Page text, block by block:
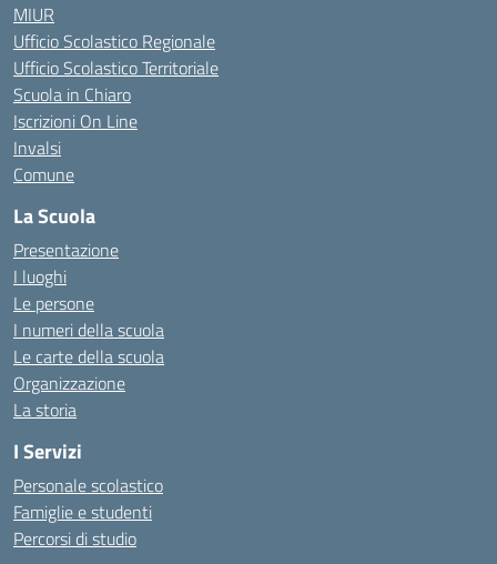
MIUR
Ufficio Scolastico Regionale
Ufficio Scolastico Territoriale
Scuola in Chiaro
Iscrizioni On Line
Invalsi
Comune
La Scuola
Presentazione
I luoghi
Le persone
I numeri della scuola
Le carte della scuola
Organizzazione
La storia
I Servizi
Personale scolastico
Famiglie e studenti
Percorsi di studio